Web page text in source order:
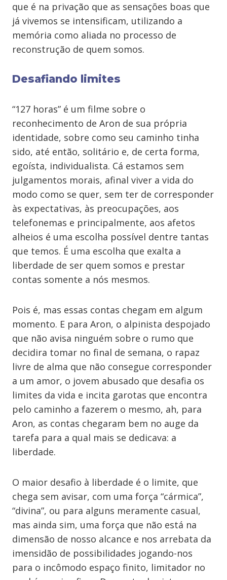
que é na privação que as sensações boas que
já vivemos se intensificam, utilizando a
memória como aliada no processo de
reconstrução de quem somos.
Desafiando limites
“127 horas” é um filme sobre o
reconhecimento de Aron de sua própria
identidade, sobre como seu caminho tinha
sido, até então, solitário e, de certa forma,
egoísta, individualista. Cá estamos sem
julgamentos morais, afinal viver a vida do
modo como se quer, sem ter de corresponder
às expectativas, às preocupações, aos
telefonemas e principalmente, aos afetos
alheios é uma escolha possível dentre tantas
que temos. É uma escolha que exalta a
liberdade de ser quem somos e prestar
contas somente a nós mesmos.
Pois é, mas essas contas chegam em algum
momento. E para Aron, o alpinista despojado
que não avisa ninguém sobre o rumo que
decidira tomar no final de semana, o rapaz
livre de alma que não consegue corresponder
a um amor, o jovem abusado que desafia os
limites da vida e incita garotas que encontra
pelo caminho a fazerem o mesmo, ah, para
Aron, as contas chegaram bem no auge da
tarefa para a qual mais se dedicava: a
liberdade.
O maior desafio à liberdade é o limite, que
chega sem avisar, com uma força “cármica”,
“divina”, ou para alguns meramente casual,
mas ainda sim, uma força que não está na
dimensão de nosso alcance e nos arrebata da
imensidão de possibilidades jogando-nos
para o incômodo espaço finito, limitador no